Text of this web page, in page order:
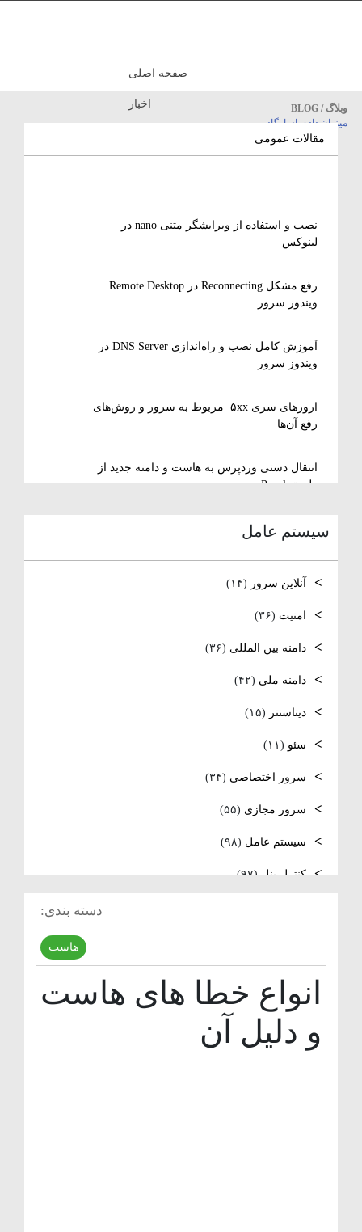
وبلاگ / BLOG
میزبان داده پاسارگاد
صفحه اصلی
اخبار
مقالات عمومی
نصب و استفاده از ویرایشگر متنی nano در
لینوکس
رفع مشکل Reconnecting در Remote Desktop
ویندوز سرور
آموزش کامل نصب و راه‌اندازی DNS Server در
ویندوز سرور
ارورهای سری ۵xx مربوط به سرور و روش‌های
رفع آن‌ها
انتقال دستی وردپرس به هاست و دامنه جدید از
طریق cPanel
نصب و راه اندازی NTP
Windows Server
سیستم عامل
آنلاین سرور (۱۴)
امنیت (۳۶)
دامنه بین المللی (۳۶)
دامنه ملی (۴۲)
دیتاسنتر (۱۵)
سئو (۱۱)
سرور اختصاصی (۳۴)
سرور مجازی (۵۵)
سیستم عامل (۹۸)
کنترل پنل (۹۷)
هاست
وردپرس (۱۱)
دسته بندی:
هاست
انواع خطا های هاست
و دلیل آن